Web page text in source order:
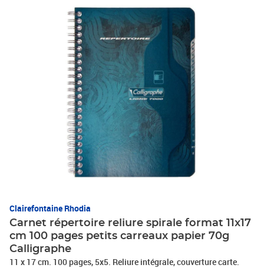
Clairefontaine Rhodia
Carnet répertoire reliure spirale format 11x17
cm 100 pages petits carreaux papier 70g
Calligraphe
11 x 17 cm. 100 pages, 5x5. Reliure intégrale, couverture carte.